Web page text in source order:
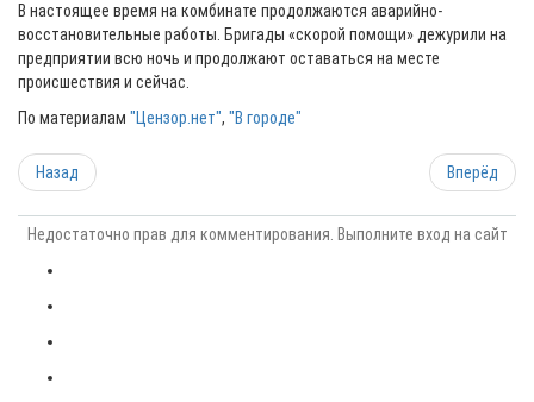
В настоящее время на комбинате продолжаются аварийно-
восстановительные работы. Бригады «скорой помощи» дежурили на
предприятии всю ночь и продолжают оставаться на месте
происшествия и сейчас.
По материалам "Цензор.нет", "В городе"
Назад Вперёд
Недостаточно прав для комментирования. Выполните вход на сайт